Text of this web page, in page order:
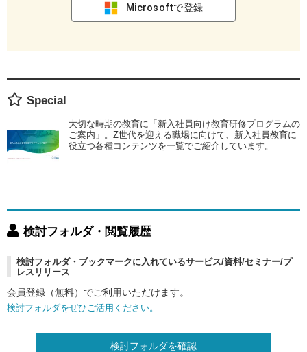
Microsoftで登録
Special
大切な時期の教育に「新入社員向け教育研修プログラムの
ご案内」。Z世代を迎える職場に向けて、新入社員教育に
役立つ各種コンテンツを一覧でご紹介しています。
検討フォルダ・閲覧履歴
検討フォルダ・ブックマークに入れているサービス/資料/セミナー/プ
レスリリース
会員登録（無料）でご利用いただけます。
検討フォルダをぜひご活用ください。
検討フォルダを確認